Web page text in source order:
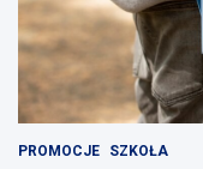
PROMOCJE SZKOŁA